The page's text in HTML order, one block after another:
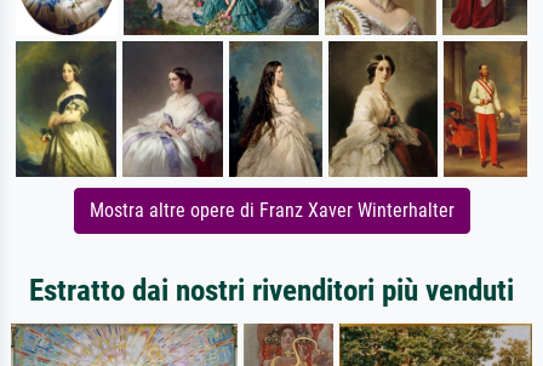
Mostra altre opere di Franz Xaver Winterhalter
Estratto dai nostri rivenditori più venduti